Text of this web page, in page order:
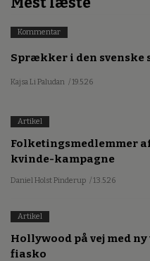
Kommentar
Sprækker i den svenske
Kajsa Li Paludan / 19.5.26
Artikel
Folketingsmedlemmer
kvinde-kampagne
Daniel Holst Pinderup / 13.5.26
Artikel
Hollywood på vej med
fiasko